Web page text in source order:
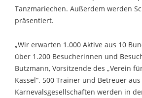
Tanzmariechen. Außerdem werden
präsentiert.
„Wir erwarten 1.000 Aktive aus 10
über 1.200 Besucherinnen und
Butzmann, Vorsitzende des „Verein
Kassel“. 500 Trainer und Betreuer
Karnevalsgesellschaften werden in